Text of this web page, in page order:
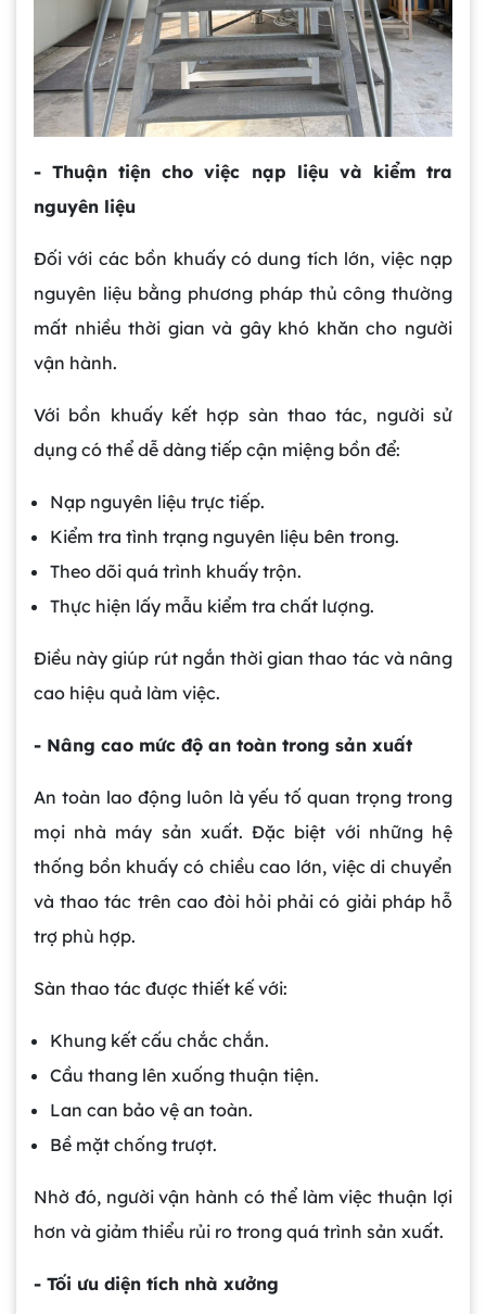
- Thuận tiện cho việc nạp liệu và kiểm tra
nguyên liệu
Đối với các bồn khuấy có dung tích lớn, việc nạp
nguyên liệu bằng phương pháp thủ công thường
mất nhiều thời gian và gây khó khăn cho người
vận hành.
Với bồn khuấy kết hợp sàn thao tác, người sử
dụng có thể dễ dàng tiếp cận miệng bồn để:
Nạp nguyên liệu trực tiếp.
Kiểm tra tình trạng nguyên liệu bên trong.
Theo dõi quá trình khuấy trộn.
Thực hiện lấy mẫu kiểm tra chất lượng.
Điều này giúp rút ngắn thời gian thao tác và nâng
cao hiệu quả làm việc.
- Nâng cao mức độ an toàn trong sản xuất
An toàn lao động luôn là yếu tố quan trọng trong
mọi nhà máy sản xuất. Đặc biệt với những hệ
thống bồn khuấy có chiều cao lớn, việc di chuyển
và thao tác trên cao đòi hỏi phải có giải pháp hỗ
trợ phù hợp.
Sàn thao tác được thiết kế với:
Khung kết cấu chắc chắn.
Cầu thang lên xuống thuận tiện.
Lan can bảo vệ an toàn.
Bề mặt chống trượt.
Nhờ đó, người vận hành có thể làm việc thuận lợi
hơn và giảm thiểu rủi ro trong quá trình sản xuất.
- Tối ưu diện tích nhà xưởng